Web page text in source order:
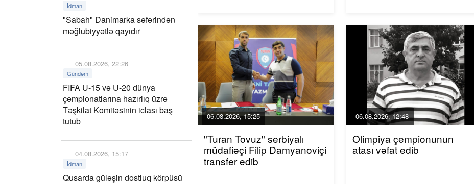
İdman
"Sabah" Danimarka səfərindən
məğlubiyyətlə qayıdır
05.08.2026, 22:26
Gündəm
FIFA U-15 və U-20 dünya
çempionatlarına hazırlıq üzrə
Təşkilat Komitəsinin iclası baş
tutub
04.08.2026, 15:17
İdman
Qusarda güləşin dostluq körpüsü
06.08.2026, 15:25
"Turan Tovuz" serbiyalı
müdafiəçi Filip Damyanoviçi
transfer edib
06.08.2026, 12:48
Olimpiya çempionunun
atası vəfat edib